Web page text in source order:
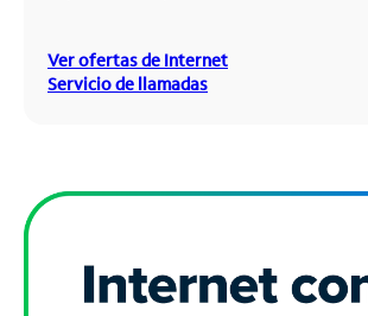
Ver ofertas de Internet
Servicio de llamadas